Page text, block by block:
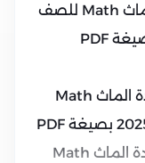
تقييمات الأسبوع الثاني في مادة الماث Math للصف
الأداء المنزلي في الأسبوع الأول مادة الماث Math
الأداء المنزلي في الأسبوع الثاني مادة الماث Math